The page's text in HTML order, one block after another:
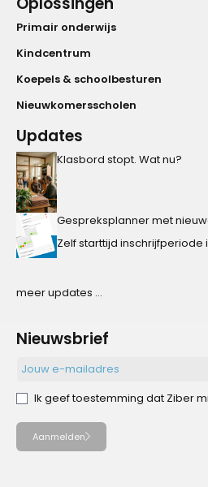
Primair onderwijs
Kindcentrum
Koepels & schoolbesturen
Nieuwkomersscholen
Updates
Klasbord stopt. Wat nu?
Gespreksplanner met
Zelf starttijd inschrijfperiode
meer updates ...
Nieuwsbrief
Ik geef toestemming dat Ziber
Aanmelden